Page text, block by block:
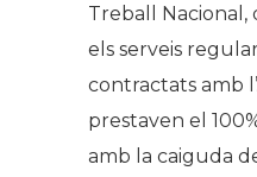
Treball Nacional,
els serveis
contractats amb
prestaven el
amb la caiguda